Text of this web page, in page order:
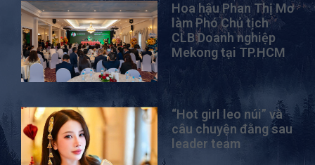
Hoa hậu Phan Thị Mơ
làm Phó Chủ tịch
CLB Doanh nghiệp
Mekong tại TP.HCM
“Hot girl leo núi” và
câu chuyện đằng sau
leader team